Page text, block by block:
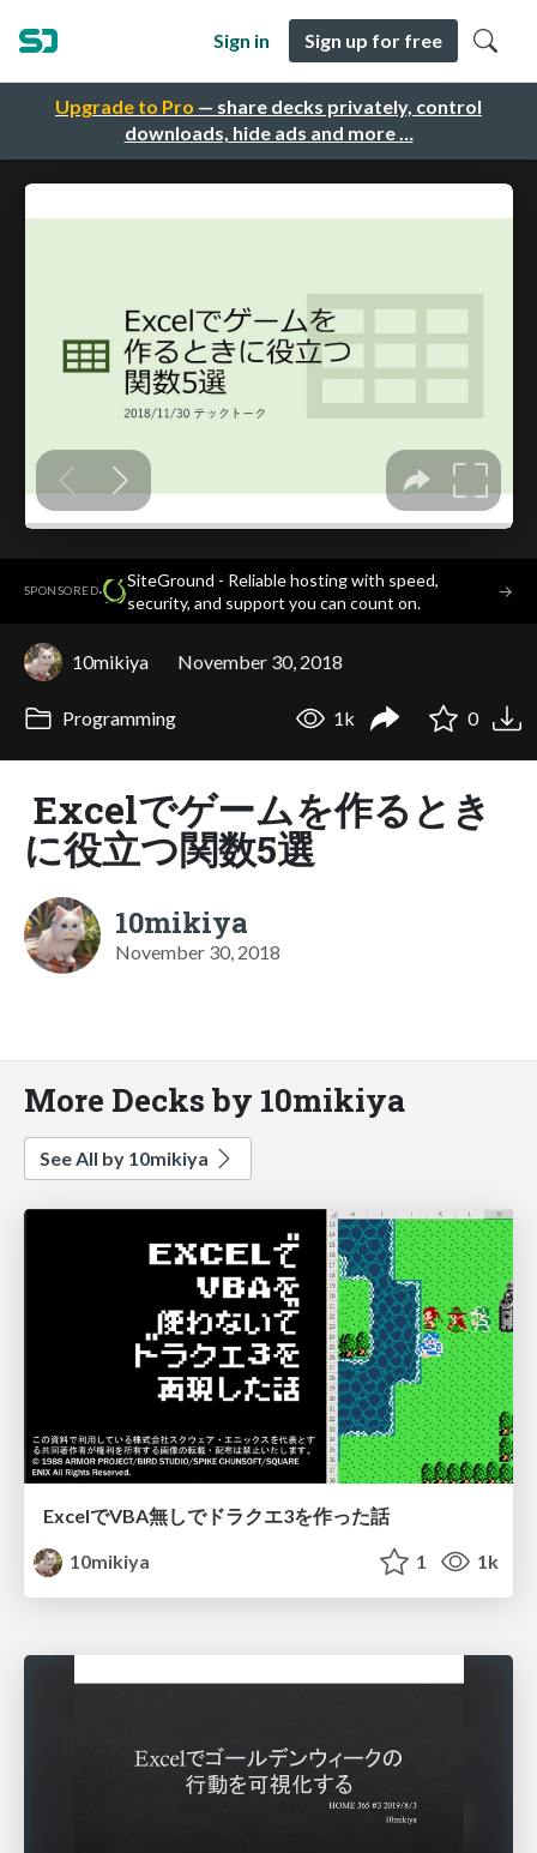
Upgrade to Pro — share decks privately, control
downloads, hide ads and more …
Sign in Sign up for free
SPONSORED·
SiteGround - Reliable hosting with speed,
security, and support you can count on.
→
10mikiya November 30, 2018
Programming 1k 0
Excelでゲームを作るとき
に役立つ関数5選
10mikiya
November 30, 2018
More Decks by 10mikiya
See All by 10mikiya
ExcelでVBA無しでドラクエ3を作った話
10mikiya
1 1k